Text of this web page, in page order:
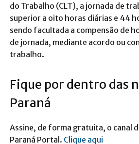
do Trabalho (CLT), a jornada de
superior a oito horas diárias e 44
sendo facultada a compensão de
de jornada, mediante acordo ou
trabalho.
Fique por dentro das
Paraná
Assine, de forma gratuita, o canal
Paraná Portal. Clique aqui